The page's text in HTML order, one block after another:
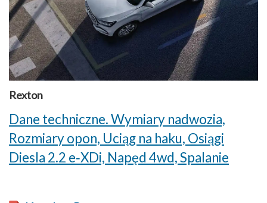
Rexton
Dane techniczne. Wymiary nadwozia,
Rozmiary opon, Uciąg na haku, Osiągi
Diesla 2.2 e‑XDi, Napęd 4wd, Spalanie